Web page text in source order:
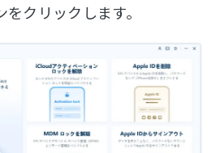
クリックします。